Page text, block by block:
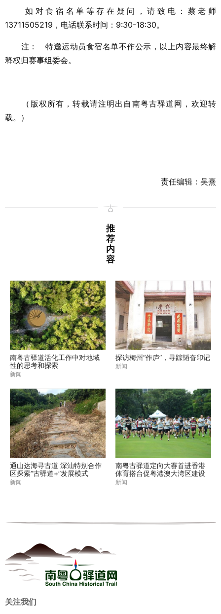
如对食宿名单等存在疑问，请致电：蔡老师
13711505219，电话联系时间：9:30-18:30。
注： 特邀运动员食宿名单不作公示，以上内容最终解
释权归赛事组委会。
（版权所有，转载请注明出自南粤古驿道网，欢迎转
载。）
责任编辑：吴熹
推
荐
内
容
南粤古驿道活化工作中对地域
性的思考和探索
新闻
探访梅州“作庐”，寻踪韬奋印记
新闻
通山达海寻古道 深汕特别合作
区探索“古驿道+”发展模式
新闻
南粤古驿道定向大赛首进香港
体育搭台促粤港澳大湾区建设
新闻
关注我们